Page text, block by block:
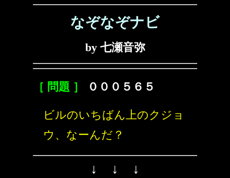
なぞなぞナビ
by 七瀬音弥
［ 問題 ］ ０００５６５
ビルのいちばん上のクジョ
ウ、なーんだ？
↓ ↓ ↓